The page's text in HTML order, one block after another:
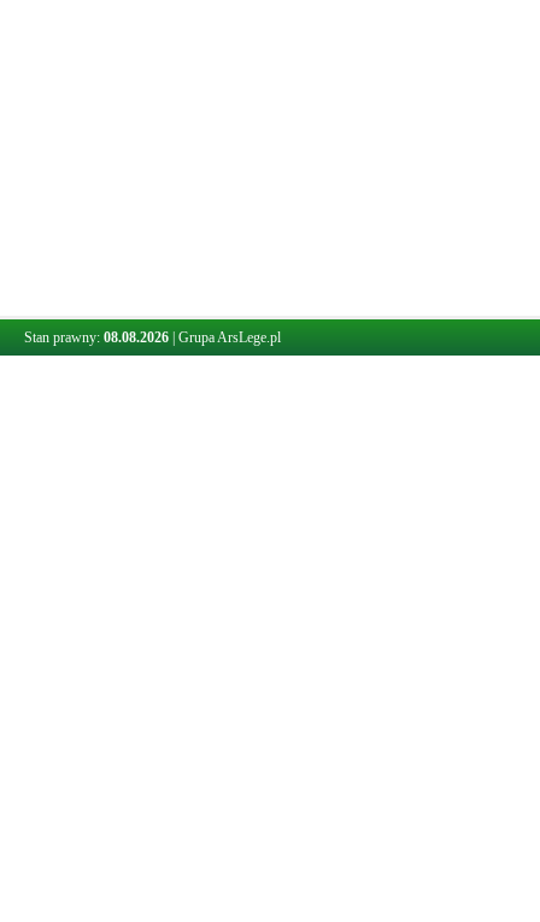
Stan prawny: 08.08.2026 Grupa ArsLege.pl